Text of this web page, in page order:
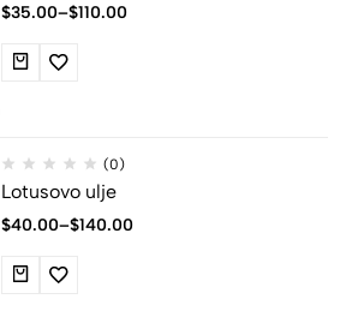
$35.00–$110.00
(0)
Lotusovo ulje
$40.00–$140.00